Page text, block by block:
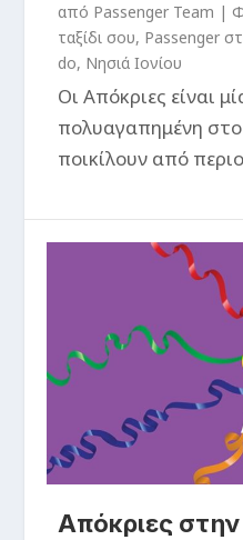
από Passenger Team |
ταξίδι σου, Passenger
do, Νησιά Ιονίου
Οι Απόκριες είναι
πολυαγαπημένη στο
ποικίλουν από
Απόκριες